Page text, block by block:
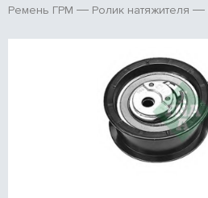
Ремень ГРМ
Ролик натяжителя